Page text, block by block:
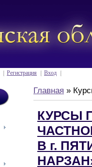
Регистрация Вход
Главная »
КУРСЫ
В г.